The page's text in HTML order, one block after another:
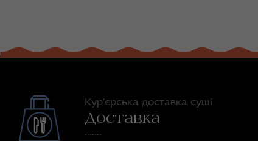
Кур'єрська доставка суші
Доставка